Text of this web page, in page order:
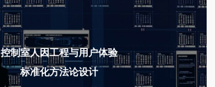
控制室人因工程与用户体验
标准化方法论设计